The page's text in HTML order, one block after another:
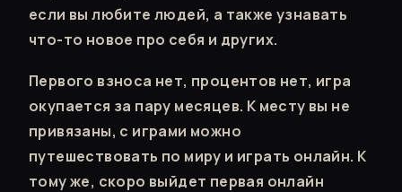
если вы любите людей, а также узнавать
что-то новое про себя и других.
Первого взноса нет, процентов нет, игра
окупается за пару месяцев. К месту вы не
привязаны, с играми можно
путешествовать по миру и играть онлайн. К
тому же, скоро выйдет первая онлайн